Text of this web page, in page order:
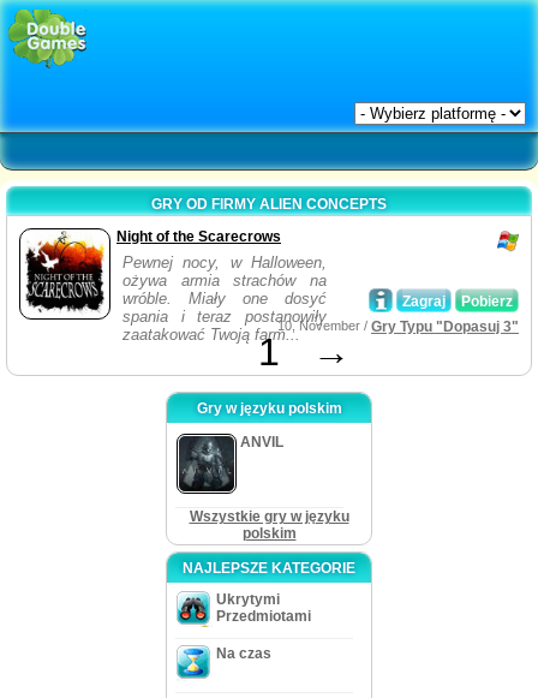
GRY OD FIRMY ALIEN CONCEPTS
Night of the Scarecrows
Pewnej nocy, w Halloween,
ożywa armia strachów na
wróble. Miały one dosyć
spania i teraz postanowiły
zaatakować Twoją farm...
Pobierz
Zagraj
10, November / Gry Typu "Dopasuj 3"
1 →
Gry w języku polskim
ANVIL
Wszystkie gry w języku
polskim
NAJLEPSZE KATEGORIE
Ukrytymi
Przedmiotami
Na czas